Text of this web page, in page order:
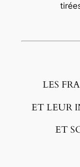
LES
ET LEUR
ET